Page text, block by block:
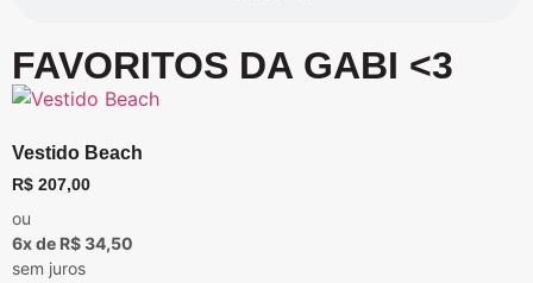
FAVORITOS DA GABI <3
Vestido Beach
R$ 207,00
ou
6x de R$ 34,50
sem juros